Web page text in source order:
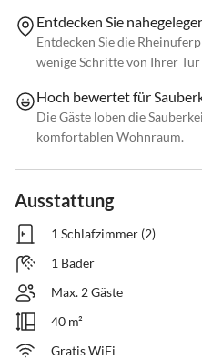
Entdecken Sie
Entdecken Sie die
wenige Schritte von Ihrer
Hoch bewertet für
Die Gäste loben die
komfortablen Wohnraum.
Ausstattung
1 Schlafzimmer (2)
1 Bäder
Max. 2 Gäste
40 m²
Gratis WiFi